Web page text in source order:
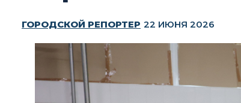
ГОРОДСКОЙ РЕПОРТЕР 22 ИЮНЯ 2026